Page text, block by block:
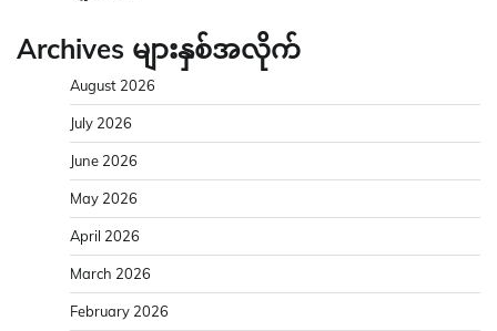
Archives များနှစ်အလိုက်
August 2026
July 2026
June 2026
May 2026
April 2026
March 2026
February 2026